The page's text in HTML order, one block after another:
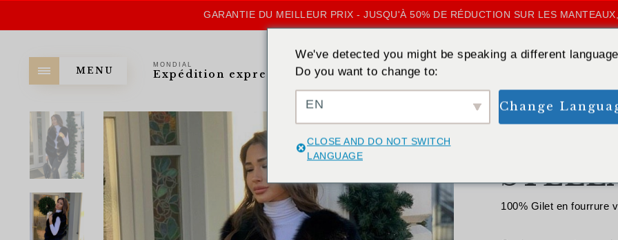
GARANTIE DU MEILLEUR PRIX - JUSQU'À 50% DE RÉDUCTION SUR LES
MENU
MONDIAL
Expédition express
RETOUR
100% Gilet en fourrure
We've detected you might be speaking a different
Do you want to change to:
EN Change
CLOSE AND DO NOT SWITCH
LANGUAGE